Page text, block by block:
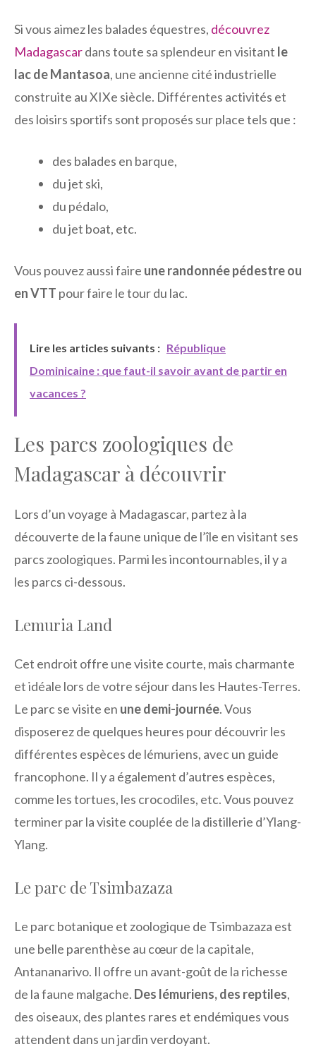
Si vous aimez les balades équestres, découvrez
Madagascardans toute sa splendeur en visitant le
lac de Mantasoa, une ancienne cité industrielle
construite au XIXe siècle. Différentes activités et
des loisirs sportifs sont proposés sur place tels que :
des balades en barque,
du jet ski,
du pédalo,
du jet boat, etc.
Vous pouvez aussi faire une randonnée pédestre ou
en VTT pour faire le tour du lac.
Lire les articles suivants : République
Dominicaine : que faut-il savoir avant de partir en
vacances ?
Les parcs zoologiques de
Madagascar à découvrir
Lors d’un voyage à Madagascar, partez à la
découverte de la faune unique de l’île en visitant ses
parcs zoologiques. Parmi les incontournables, il y a
les parcs ci-dessous.
Lemuria Land
Cet endroit offre une visite courte, mais charmante
et idéale lors de votre séjour dans les Hautes-Terres.
Le parc se visite en une demi-journée. Vous
disposerez de quelques heures pour découvrir les
différentes espèces de lémuriens, avec un guide
francophone. Il y a également d’autres espèces,
comme les tortues, les crocodiles, etc. Vous pouvez
terminer par la visite couplée de la distillerie d’Ylang-
Ylang.
Le parc de Tsimbazaza
Le parc botanique et zoologique de Tsimbazaza est
une belle parenthèse au cœur de la capitale,
Antananarivo. Il offre un avant-goût de la richesse
de la faune malgache. Des lémuriens, des reptiles,
des oiseaux, des plantes rares et endémiques vous
attendent dans un jardin verdoyant.